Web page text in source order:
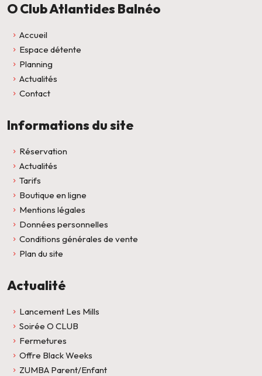
O Club Atlantides Balnéo
Accueil
Espace détente
Planning
Actualités
Contact
Informations du site
Réservation
Actualités
Tarifs
Boutique en ligne
Mentions légales
Données personnelles
Conditions générales de vente
Plan du site
Actualité
Lancement Les Mills
Soirée O CLUB
Fermetures
Offre Black Weeks
ZUMBA Parent/Enfant